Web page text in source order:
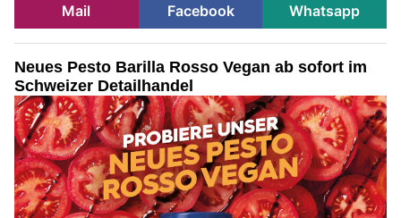
Mail
Facebook Whatsapp
Neues Pesto Barilla Rosso Vegan ab sofort im
Schweizer Detailhandel